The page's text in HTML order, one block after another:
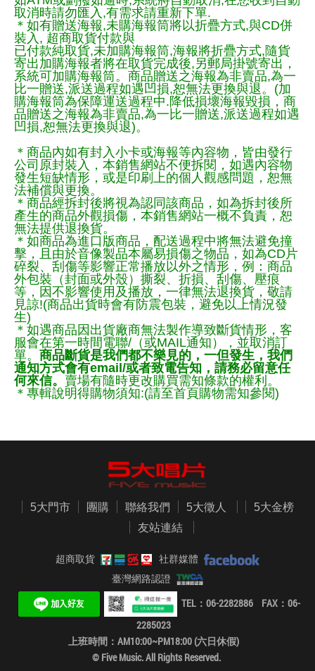
取消時請勿匯入,有需求請重新下單.
＊如有贈送海報,未購海報筒將以折疊方式,與CD併
裝入, 超商取貨付款與
已付款純取貨,未加購海報筒,海報將折疊方式,隨貨
寄出加購海報者將在取貨完成後,另郵局掛號寄出，
系統可加購海報筒。商品贈送之海報為非賣品,為一
比一贈送,派送過程如遇凹損,恕無法更換與退。(加
購海報筒為保障運送過程中.降低損壞海報毀損，商
品贈送之海報為非賣品,為一比一贈送,派送過程如遇
凹損,恕無法更換與退)。
＊商品內如有封入小卡或海報等內容物，皆由發行
公司原封裝入，本銷售網站不便拆閱，如遇內容物
發生短缺情形，或是印刷上的個人觀感問題，恕無
法補償與更換。
＊商品經拆封後將視為認同該商品，如為拆封後所
產生的商品外觀損傷，本銷售網站一概不負責，恕
無法提供退換貨。
＊如商品為進口版商品，配送過程中將無法避免撞
擊，且由於音像製品本屬易損傷之物品，如為CD片
碎裂、刮傷等影響正常播放以外之情形，例：商品
外包裝（封面或外殼）撕裂、折損、刮傷、壓痕
等，因不影響使用及播放，一律無法退換貨，敬請
見諒!(商品出貨時會有防震包裝，避免以上情況發
生)
＊如遇商品因出貨廠商無法製作導致斷貨情形，客
服會在第一時間電聯/（或MAIL通知），並取消訂
單。 商品斷貨是我們都不樂見的，一但發生，我們
通知方式會有email/或者致電告知，請務必留意任
何來信。 賣場有隨時更改購買需知條款的權利。
＊專輯說明得購物須知:(請至首頁購物需知參閱)
5大門市 團購 聯絡我們 5大徵人
5大金榜
友站連結
超商取貨
社群媒體
臺灣網路認證
TEL：06-2282886 FAX：06-
2285023
上班時間：AM10:00~PM18:00 (六日休假)
© Five Music. All Rights Reserved.